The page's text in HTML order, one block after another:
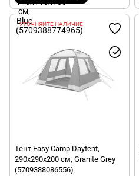
УТОЧНЯЙТЕ НАЛИЧИЕ
Тент Easy Camp Daytent,
290х290х200 см, Granite Grey
(5709388086556)